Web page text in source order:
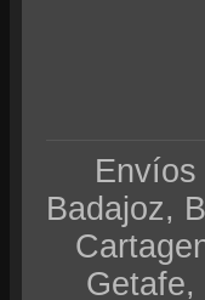
Envíos
Badajoz,
Getafe,